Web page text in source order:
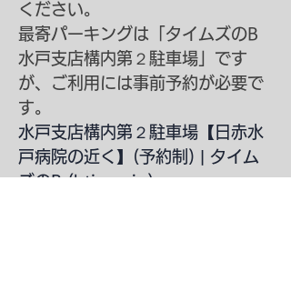
ください。
最寄パーキングは「タイムズのB
水戸支店構内第２駐車場」です
が、ご利用には事前予約が必要で
す。
水戸支店構内第２駐車場【日赤水
戸病院の近く】(予約制) | タイム
ズのB (btimes.jp)